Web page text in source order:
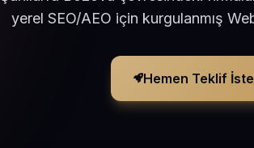
yerel SEO/AEO için kurgulanmış
Hemen Teklif İste